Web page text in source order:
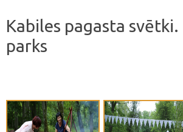
Kabiles pagasta svētki.
parks